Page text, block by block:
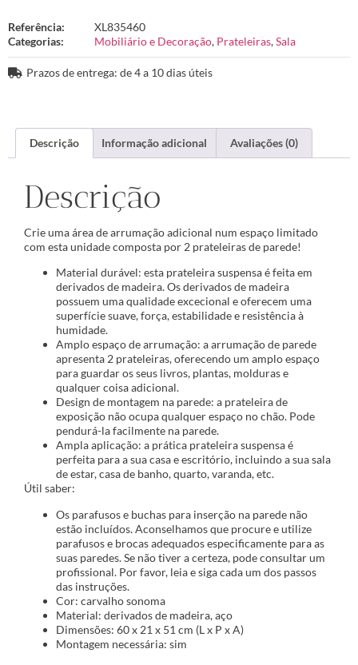
Referência:
XL835460
Categorias:
Mobiliário e Decoração, Prateleiras,Sala
Prazos de entrega: de 4 a 10 dias úteis
Descrição Informação adicional Avaliações (0)
Descrição
Crie uma área de arrumação adicional num espaço limitado
com esta unidade composta por 2 prateleiras de parede!
Material durável: esta prateleira suspensa é feita em
derivados de madeira. Os derivados de madeira
possuem uma qualidade excecional e oferecem uma
superfície suave, força, estabilidade e resistência à
humidade.
Amplo espaço de arrumação: a arrumação de parede
apresenta 2 prateleiras, oferecendo um amplo espaço
para guardar os seus livros, plantas, molduras e
qualquer coisa adicional.
Design de montagem na parede: a prateleira de
exposição não ocupa qualquer espaço no chão. Pode
pendurá-la facilmente na parede.
Ampla aplicação: a prática prateleira suspensa é
perfeita para a sua casa e escritório, incluindo a sua sala
de estar, casa de banho, quarto, varanda, etc.
Útil saber:
Os parafusos e buchas para inserção na parede não
estão incluídos. Aconselhamos que procure e utilize
parafusos e brocas adequados especificamente para as
suas paredes. Se não tiver a certeza, pode consultar um
profissional. Por favor, leia e siga cada um dos passos
das instruções.
Cor: carvalho sonoma
Material: derivados de madeira, aço
Dimensões: 60 x 21 x 51 cm (L x P x A)
Montagem necessária: sim